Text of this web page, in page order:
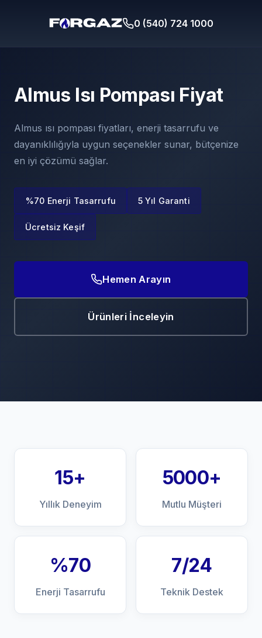
0 (540) 724 1000
Almus Isı Pompası Fiyat
Almus ısı pompası fiyatları, enerji tasarrufu ve
dayanıklılığıyla uygun seçenekler sunar, bütçenize
en iyi çözümü sağlar.
%70 Enerji Tasarrufu 5 Yıl Garanti
Ücretsiz Keşif
Hemen Arayın
Ürünleri İnceleyin
15+
Yıllık Deneyim
5000+
Mutlu Müşteri
%70
Enerji Tasarrufu
7/24
Teknik Destek